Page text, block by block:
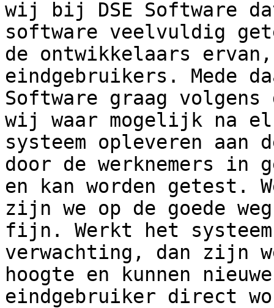
wij bij DSE Software
software veelvuldig
de ontwikkelaars
eindgebruikers. Mede
Software graag volgens
wij waar mogelijk na
systeem opleveren aan
door de werknemers in
en kan worden getest.
zijn we op de goede
fijn. Werkt het
verwachting, dan zijn
hoogte en kunnen
eindgebruiker direct